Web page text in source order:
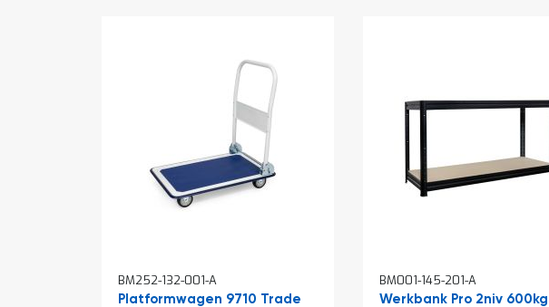
BM252-132-001-A
Platformwagen 9710 Trade
winkelwagen
BM001-145-201-A
Werkbank Pro 2niv 600kg
winkelwagen